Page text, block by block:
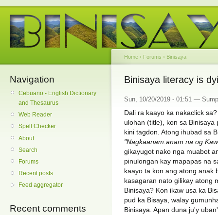
Navigation
Cebuano - English Dictionary
and Thesaurus
Web Reader
Spell Checker
About
Search
Forums
Recent posts
Feed aggregator
Recent comments
Home › Forums › Binisaya
Binisaya literacy is
Sun, 10/20/2019 - 01:51 —
Dali ra kaayo ka nakaclick
ulohan (title), kon sa
kini tagdon. Atong ihubad sa
"Nagkaanam.anam na og
gikayugot nako nga muabot
pinulongan kay mapapas na
kaayo ta kon ang atong anak
kasagaran nato gilikay atong
Binisaya? Kon ikaw usa ka
pud ka Bisaya, walay
Binisaya. Apan duna ju'y